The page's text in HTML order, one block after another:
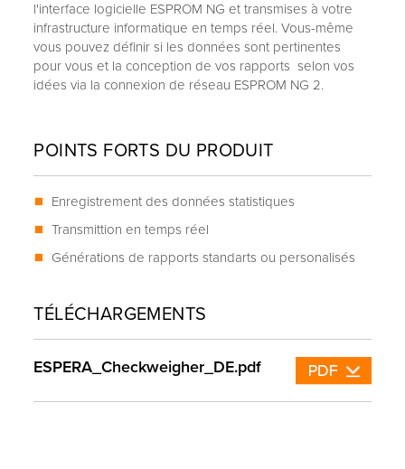
l'interface logicielle ESPROM NG et transmises à votre
infrastructure informatique en temps réel. Vous-même
vous pouvez définir si les données sont pertinentes
pour vous et la conception de vos rapports selon vos
idées via la connexion de réseau ESPROM NG 2.
POINTS FORTS DU PRODUIT
Enregistrement des données statistiques
Transmittion en temps réel
Générations de rapports standarts ou personalisés
TÉLÉCHARGEMENTS
ESPERA_Checkweigher_DE.pdf